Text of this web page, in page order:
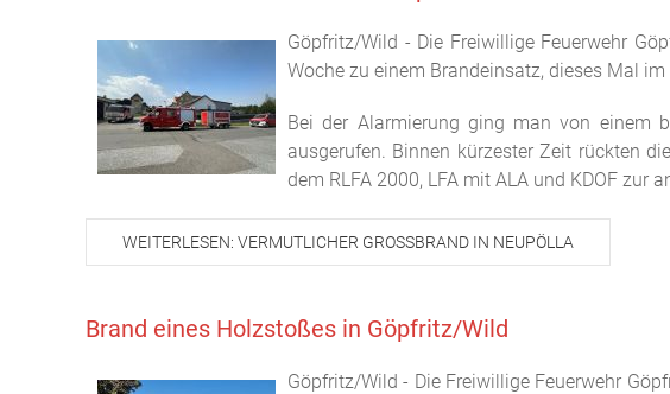
Göpfritz/Wild - Die Freiwillige Feuerwehr
Woche zu einem Brandeinsatz, dieses Mal
Bei der Alarmierung ging man von einem
ausgerufen. Binnen kürzester Zeit rückten
dem RLFA 2000, LFA mit ALA und KDOF zur
WEITERLESEN: VERMUTLICHER GROSSBRAND IN NEUPÖLLA
Brand eines Holzstoßes in Göpfritz/Wild
Göpfritz/Wild - Die Freiwillige Feuerwehr